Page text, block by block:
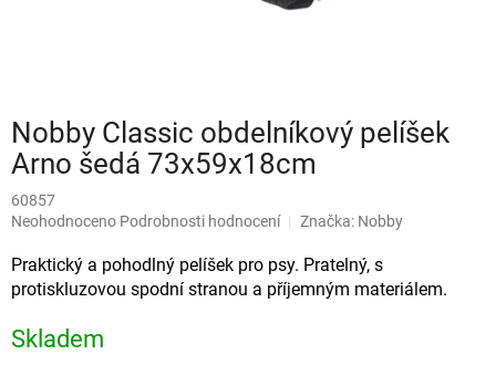
Nobby Classic obdelníkový pelíšek
Arno šedá 73x59x18cm
60857
Průměrné
produktu
je
0,0
5
Neohodnoceno Podrobnosti hodnocení Značka: Nobby
Praktický a pohodlný pelíšek pro psy. Pratelný, s
protiskluzovou spodní stranou a příjemným materiálem.
Skladem